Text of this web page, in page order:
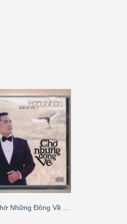
Những Đông Về –